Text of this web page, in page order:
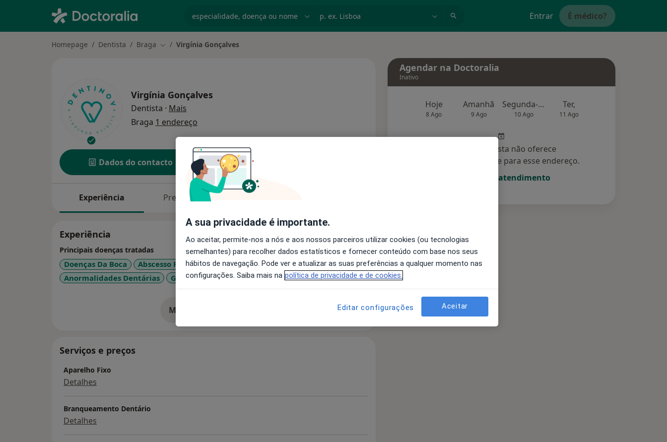
Entrar É médico?
Homepage Dentista Braga Mudar de cidade
Virgínia Gonçalves
Virgínia Gonçalves
Dentista · Mais
Braga 1 endereço
Dados do contacto Solicite um atendimento
Experiência Preços
Experiência
Principais doenças tratadas
Doenças Da Boca Abscesso Periodontal
Descoloração De Dente
Anormalidades Dentárias
Gengivite +8a11y_sr_more_diseases
Mostrar mais detalhes
Serviços e preços
Aparelho Fixo
Detalhes
Branqueamento Dentário
Detalhes
Agendar na Doctoralia
Inativo
Hoje
8 Ago
Amanhã
9 Ago
Segunda-feira
10 Ago
Ter,
11 Ago
Esse especialista não oferece
agendamento online para esse endereço.
Solicite um atendimento
A sua privacidade é importante.
Ao aceitar, permite-nos a nós e aos nossos parceiros utilizar cookies (ou tecnologias
semelhantes) para recolher dados estatísticos e fornecer conteúdo com base nos seus
hábitos de navegação. Pode ver e atualizar as suas preferências a qualquer momento nas
configurações. Saiba mais na política de privacidade e de cookies.
Editar configurações Aceitar